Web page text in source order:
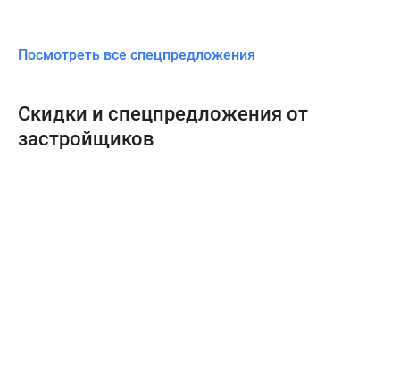
Посмотреть все спецпредложения
Скидки и спецпредложения от
застройщиков